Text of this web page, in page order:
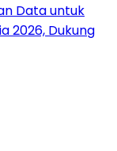
Data untuk
2026, Dukung